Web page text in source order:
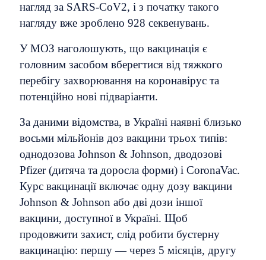
нагляд за SARS-CoV2, і з початку такого
нагляду вже зроблено 928 секвенувань.
У МОЗ наголошують, що вакцинація є
головним засобом вберегтися від тяжкого
перебігу захворювання на коронавірус та
потенційно нові підваріанти.
За даними відомства, в Україні наявні близько
восьми мільйонів доз вакцини трьох типів:
однодозова Johnson & Johnson, дводозові
Pfizer (дитяча та доросла форми) і CoronaVac.
Курс вакцинації включає одну дозу вакцини
Johnson & Johnson або дві дози іншої
вакцини, доступної в Україні. Щоб
продовжити захист, слід робити бустерну
вакцинацію: першу — через 5 місяців, другу